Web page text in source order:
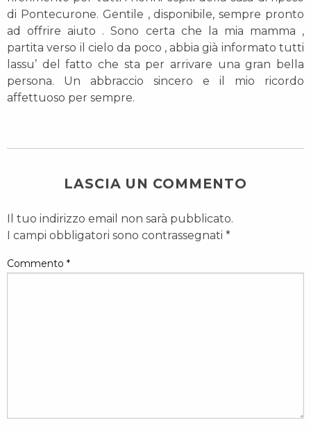
di Pontecurone. Gentile , disponibile, sempre pronto
ad offrire aiuto . Sono certa che la mia mamma ,
partita verso il cielo da poco , abbia già informato tutti
lassu’ del fatto che sta per arrivare una gran bella
persona. Un abbraccio sincero e il mio ricordo
affettuoso per sempre.
LASCIA UN COMMENTO
Il tuo indirizzo email non sarà pubblicato.
I campi obbligatori sono contrassegnati *
Commento *